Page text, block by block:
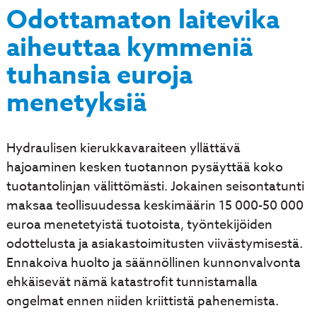
Odottamaton laitevika
aiheuttaa kymmeniä
tuhansia euroja
menetyksiä
Hydraulisen kierukkavaraiteen yllättävä
hajoaminen kesken tuotannon pysäyttää koko
tuotantolinjan välittömästi. Jokainen seisontatunti
maksaa teollisuudessa keskimäärin 15 000-50 000
euroa menetetyistä tuotoista, työntekijöiden
odottelusta ja asiakastoimitusten viivästymisestä.
Ennakoiva huolto ja säännöllinen kunnonvalvonta
ehkäisevät nämä katastrofit tunnistamalla
ongelmat ennen niiden kriittistä pahenemista.